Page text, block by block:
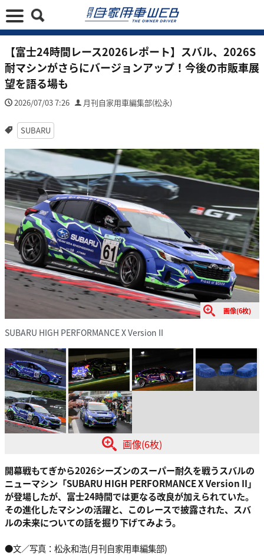
【富士24時間レース2026レポート】スバル、2026S
耐マシンがさらにバージョンアップ！今後の市販車展
望を語る場も
2026/07/03 7:26 月刊自家用車編集部(松永)
SUBARU
画像(6枚)
SUBARU HIGH PERFORMANCE X Version II
画像(6枚)
開幕戦もてぎから2026シーズンのスーパー耐久を戦うスバルの
ニューマシン「SUBARU HIGH PERFORMANCE X Version II」
が登場したが、富士24時間では更なる改良が加えられていた。
その進化したマシンの活躍と、このレースで披露された、スバ
ルの未来についての話を掘り下げてみよう。
●文／写真：松永和浩(月刊自家用車編集部)